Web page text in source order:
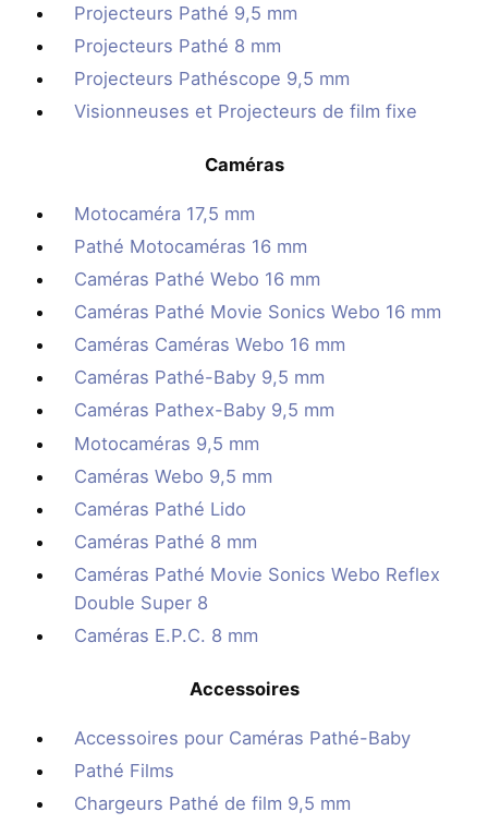
Projecteurs Pathé 9,5 mm
Projecteurs Pathé 8 mm
Projecteurs Pathéscope 9,5 mm
Visionneuses et Projecteurs de film fixe
Caméras
Motocaméra 17,5 mm
Pathé Motocaméras 16 mm
Caméras Pathé Webo 16 mm
Caméras Pathé Movie Sonics Webo 16 mm
Caméras Caméras Webo 16 mm
Caméras Pathé-Baby 9,5 mm
Caméras Pathex-Baby 9,5 mm
Motocaméras 9,5 mm
Caméras Webo 9,5 mm
Caméras Pathé Lido
Caméras Pathé 8 mm
Caméras Pathé Movie Sonics Webo Reflex
Double Super 8
Caméras E.P.C. 8 mm
Accessoires
Accessoires pour Caméras Pathé-Baby
Pathé Films
Chargeurs Pathé de film 9,5 mm